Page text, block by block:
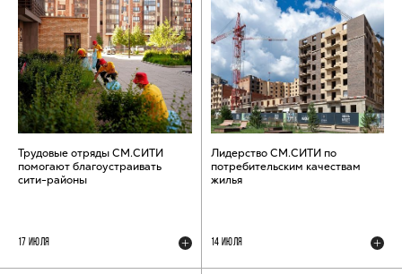
Трудовые отряды СМ.СИТИ
помогают благоустраивать
сити-районы
17 ИЮЛЯ
Лидерство СМ.СИТИ по
потребительским качествам
жилья
14 ИЮЛЯ